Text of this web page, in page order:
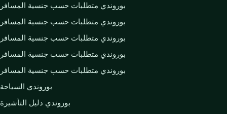
بوروندي متطلبات حسب جنسية المسافر
بوروندي متطلبات حسب جنسية المسافر
بوروندي متطلبات حسب جنسية المسافر
بوروندي متطلبات حسب جنسية المسافر
بوروندي متطلبات حسب جنسية المسافر
بوروندي السياحة
بوروندي دليل التأشيرة